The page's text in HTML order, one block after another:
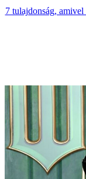
7 tulajdonság,